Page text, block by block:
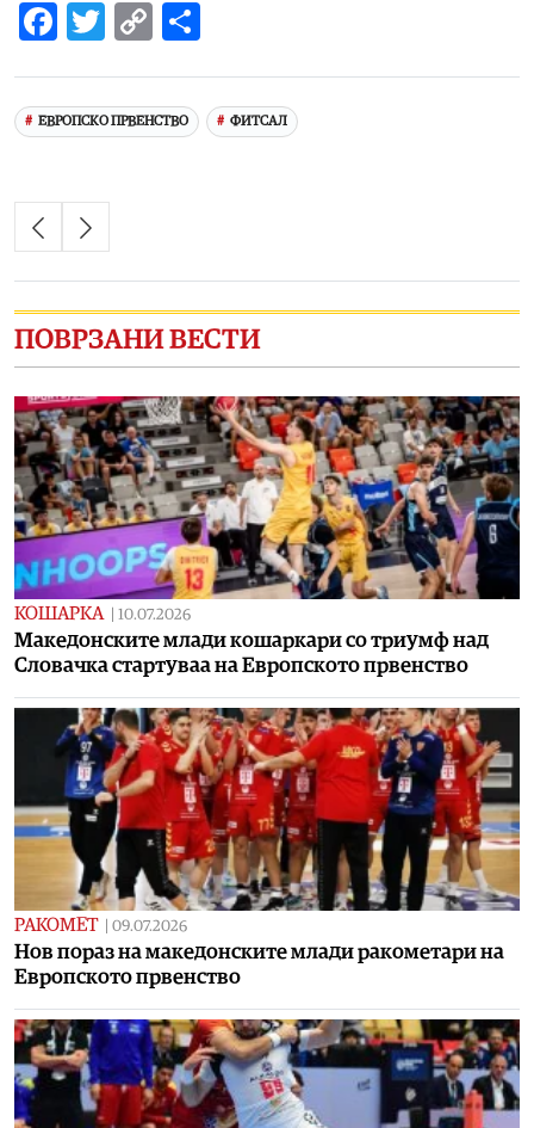
Facebook
Twitter
Copy
ЕВРОПСКО ПРВЕНСТВО ФИТСАЛ
ПОВРЗАНИ ВЕСТИ
КОШАРКА | 10.07.2026
Македонските млади кошаркари со триумф над
Словачка стартуваа на Европското првенство
РАКОМЕТ | 09.07.2026
Нов пораз на македонските млади ракометари на
Европското првенство